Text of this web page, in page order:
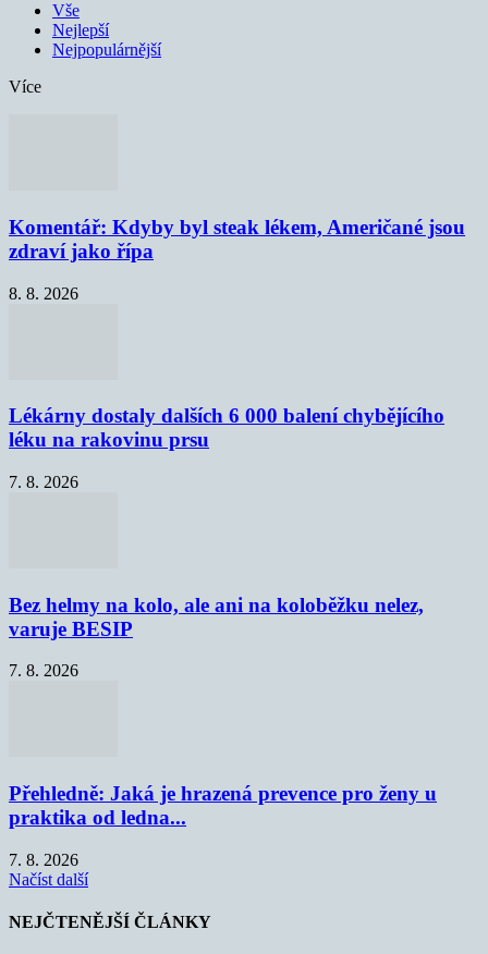
Vše
Nejlepší
Nejpopulárnější
Více
Komentář: Kdyby byl steak lékem, Američané jsou
zdraví jako řípa
8. 8. 2026
Lékárny dostaly dalších 6 000 balení chybějícího
léku na rakovinu prsu
7. 8. 2026
Bez helmy na kolo, ale ani na koloběžku nelez,
varuje BESIP
7. 8. 2026
Přehledně: Jaká je hrazená prevence pro ženy u
praktika od ledna...
7. 8. 2026
Načíst další
NEJČTENĚJŠÍ ČLÁNKY